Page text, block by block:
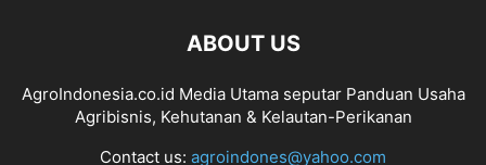
ABOUT US
AgroIndonesia.co.id Media Utama seputar Panduan Usaha
Agribisnis, Kehutanan & Kelautan-Perikanan
Contact us: agroindones@yahoo.com